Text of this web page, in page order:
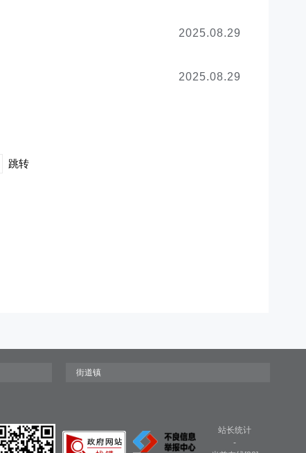
2025.08.29
2025.08.29
跳转
站长统计
-